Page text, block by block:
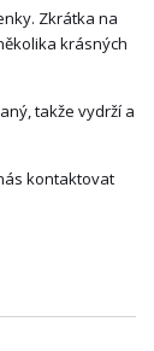
Zkrátka na
krásných
takže vydrží a
kontaktovat